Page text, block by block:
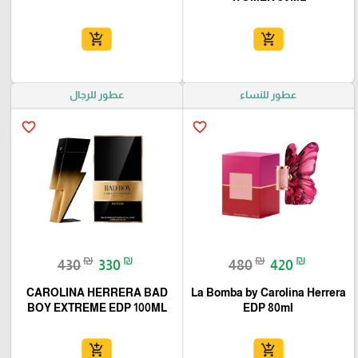
add_shopping_cart
add_shopping_cart
عطور للنساء
favorite_border
480₪ 420 ₪
La Bomba by Carolina Herrera
EDP 80ml
add_shopping_cart
عطور للرجال
favorite_border
430₪ 330 ₪
CAROLINA HERRERA BAD
BOY EXTREME EDP 100ML
add_shopping_cart